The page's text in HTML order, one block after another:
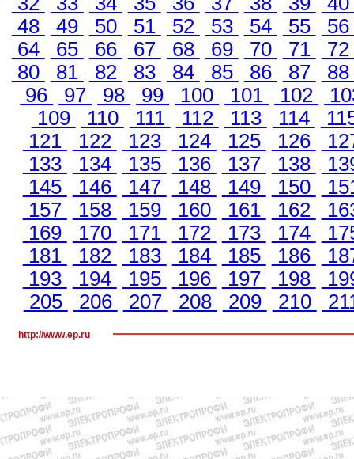
48
49 50 51 52 53 54 55
56
64
65 66 67 68 69 70 71
72
80
81 82 83 84 85 86 87
88
96
97 98 99 100 101 102
109
110 111 112 113 114
121
122 123 124 125 126
133
134 135 136 137 138
145
146 147 148 149 150
157
158 159 160 161 162
169
170 171 172 173 174
181
182 183 184 185 186
193
194 195 196 197 198
205
206 207 208 209 210
http://www.ep.ru